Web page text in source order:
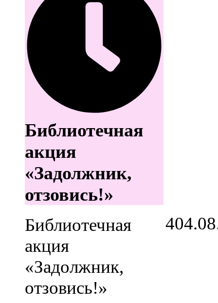
Библиотечная
акция
«Задолжник,
отзовись!»
Библиотечная
акция
«Задолжник,
отзовись!»
4